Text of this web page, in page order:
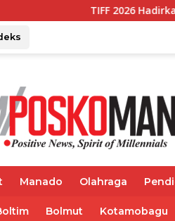
TIFF 2026 Hadirkan Pesan
Manado Olahraga
Bolmut Kotamobagu